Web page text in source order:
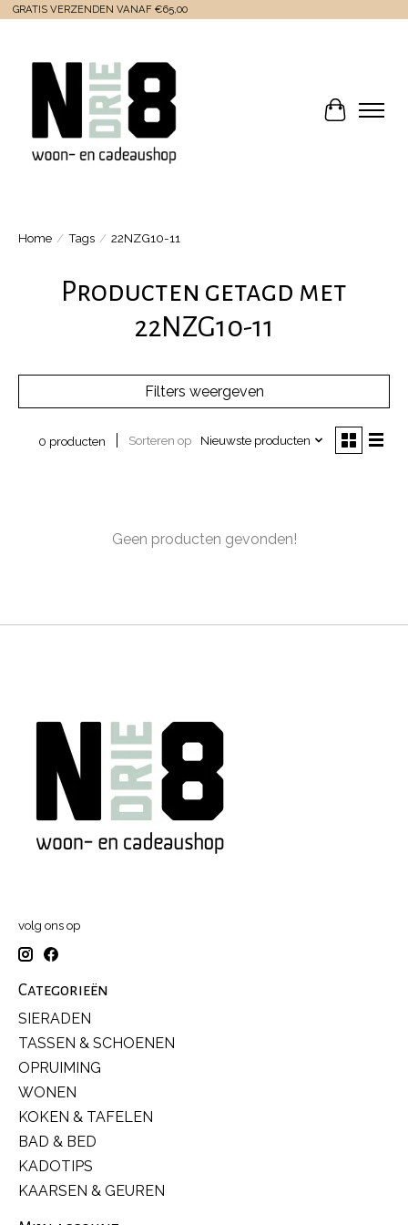
GRATIS VERZENDEN VANAF €65,00
Home / Tags / 22NZG10-11
Producten getagd met
22NZG10-11
Filters weergeven
0 producten Sorteren op Nieuwste producten
Geen producten gevonden!
volg ons op
Categorieën
SIERADEN
TASSEN & SCHOENEN
OPRUIMING
WONEN
KOKEN & TAFELEN
BAD & BED
KADOTIPS
KAARSEN & GEUREN